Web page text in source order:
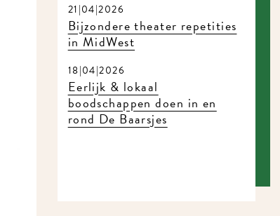
21|04|2026
Bijzondere theater repetities
in MidWest
18|04|2026
Eerlijk & lokaal
boodschappen doen in en
rond De Baarsjes